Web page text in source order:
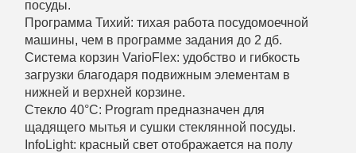
посуды.
Программа Тихий: тихая работа посудомоечной
машины, чем в программе задания до 2 дб.
Система корзин VarioFlex: удобство и гибкость
загрузки благодаря подвижным элементам в
нижней и верхней корзине.
Стекло 40°C: Program предназначен для
щадящего мытья и сушки стеклянной посуды.
InfoLight: красный свет отображается на полу